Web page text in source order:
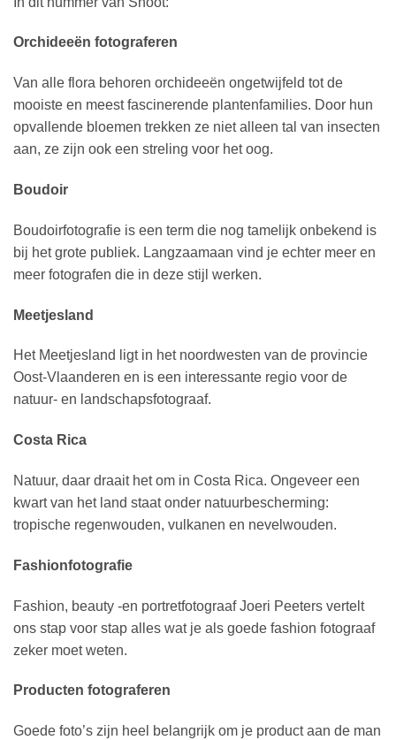
Orchideeën fotograferen
Van alle flora behoren orchideeën ongetwijfeld tot de
mooiste en meest fascinerende plantenfamilies. Door hun
opvallende bloemen trekken ze niet alleen tal van insecten
aan, ze zijn ook een streling voor het oog.
Boudoir
Boudoirfotografie is een term die nog tamelijk onbekend is
bij het grote publiek. Langzaamaan vind je echter meer en
meer fotografen die in deze stijl werken.
Meetjesland
Het Meetjesland ligt in het noordwesten van de provincie
Oost-Vlaanderen en is een interessante regio voor de
natuur- en landschapsfotograaf.
Costa Rica
Natuur, daar draait het om in Costa Rica. Ongeveer een
kwart van het land staat onder natuurbescherming:
tropische regenwouden, vulkanen en nevelwouden.
Fashionfotografie
Fashion, beauty -en portretfotograaf Joeri Peeters vertelt
ons stap voor stap alles wat je als goede fashion fotograaf
zeker moet weten.
Producten fotograferen
Goede foto’s zijn heel belangrijk om je product aan de man